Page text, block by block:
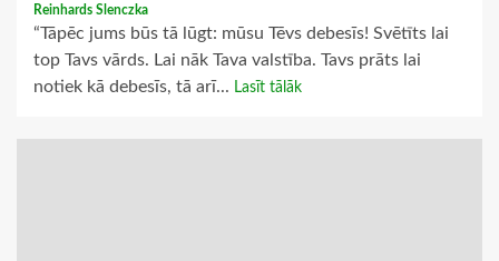
Reinhards Slenczka
“Tāpēc jums būs tā lūgt: mūsu Tēvs debesīs! Svētīts lai
top Tavs vārds. Lai nāk Tava valstība. Tavs prāts lai
notiek kā debesīs, tā arī... Lasīt tālāk